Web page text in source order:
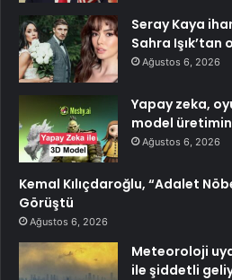
Seray Kaya
Sahra
Ağustos 6, 2026
Yapay zeka,
model
Ağustos 6, 2026
Kemal Kılıçdaroğlu, “Adalet
Görüştü
Ağustos 6, 2026
Meteoroloji
ile şiddetli